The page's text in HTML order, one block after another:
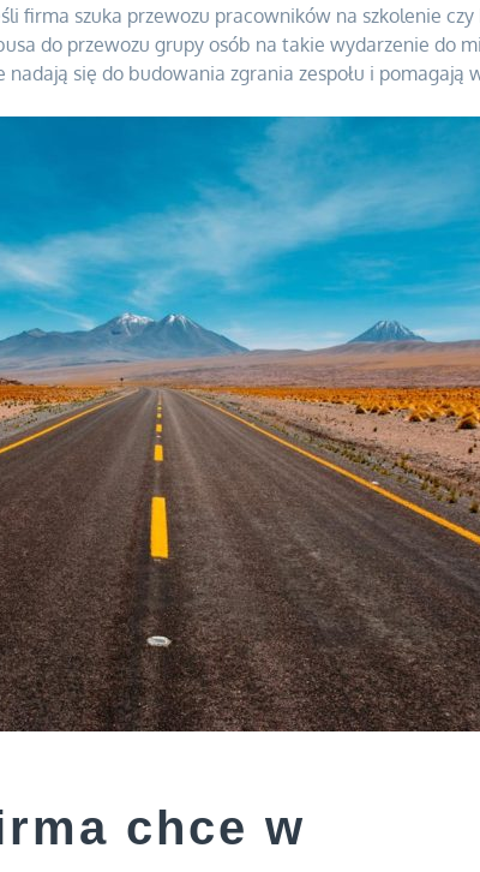
firma szuka przewozu pracowników na szkolenie
do przewozu grupy osób na takie wydarzenie do
się do budowania zgrania zespołu i pomagają
chce w